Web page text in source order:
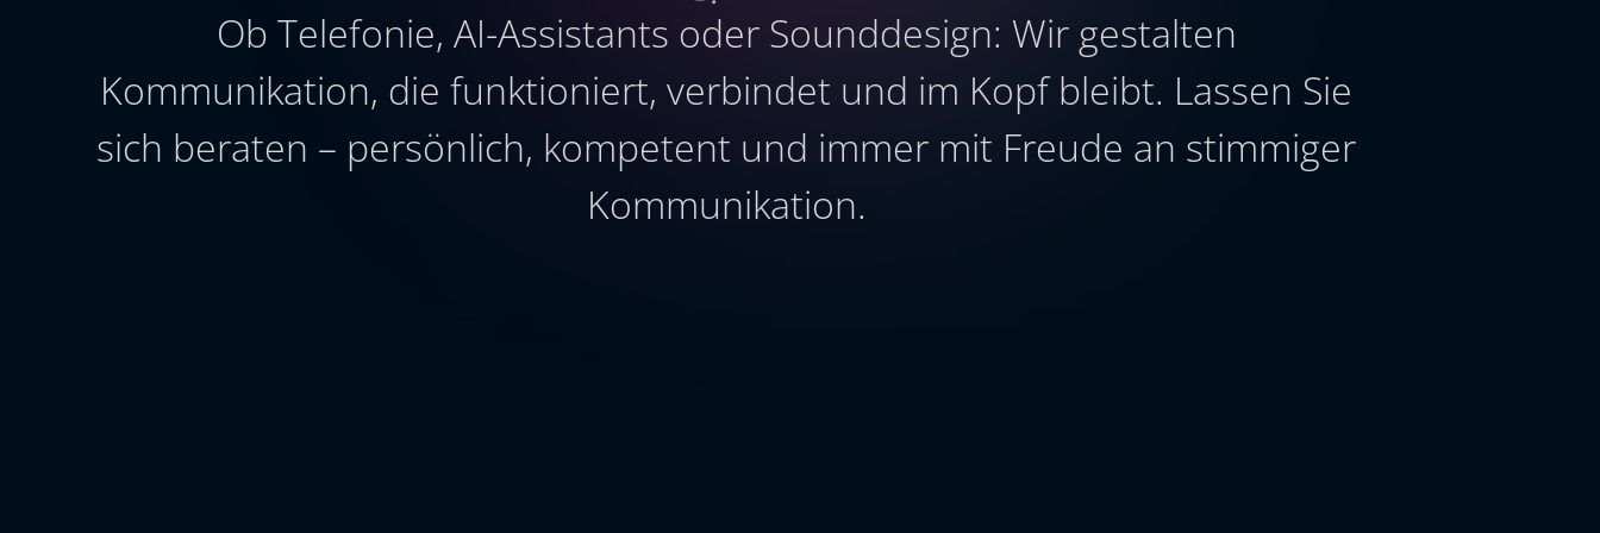
Ob Telefonie, AI-Assistants oder Sounddesign: Wir gestalten
Kommunikation, die funktioniert, verbindet und im Kopf bleibt. Lassen Sie
sich beraten – persönlich, kompetent und immer mit Freude an stimmiger
Kommunikation.